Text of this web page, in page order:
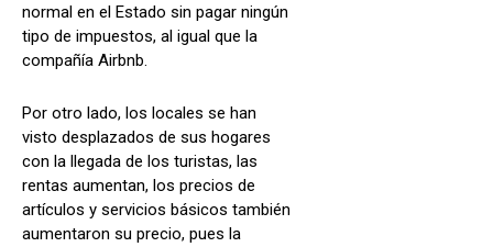
normal en el Estado sin pagar ningún
tipo de impuestos, al igual que la
compañía Airbnb.
Por otro lado, los locales se han
visto desplazados de sus hogares
con la llegada de los turistas, las
rentas aumentan, los precios de
artículos y servicios básicos también
aumentaron su precio, pues la